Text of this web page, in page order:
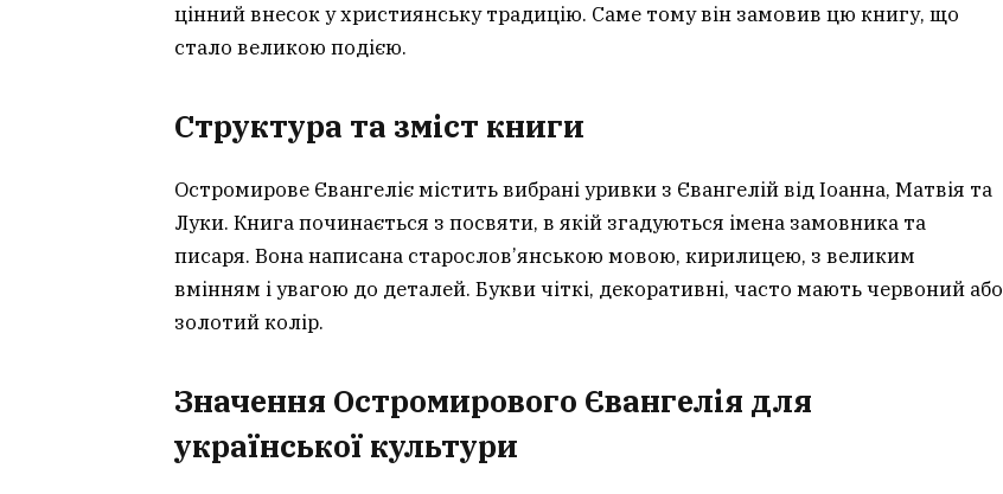
цінний внесок у християнську традицію. Саме тому він замовив цю книгу, що
стало великою подією.
Структура та зміст книги
Остромирове Євангеліє містить вибрані уривки з Євангелій від Іоанна, Матвія та
Луки. Книга починається з посвяти, в якій згадуються імена замовника та
писаря. Вона написана старослов’янською мовою, кирилицею, з великим
вмінням і увагою до деталей. Букви чіткі, декоративні, часто мають червоний або
золотий колір.
Значення Остромирового Євангелія для
української культури